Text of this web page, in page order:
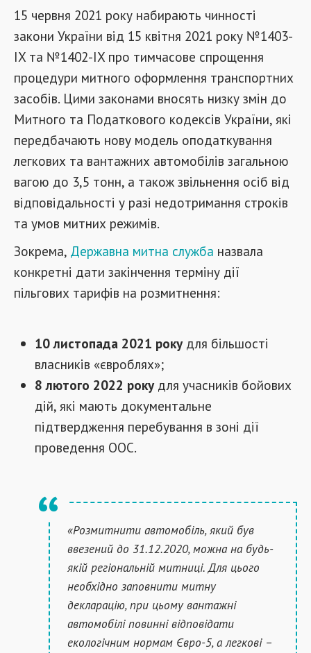
15 червня 2021 року набирають чинності
закони України від 15 квітня 2021 року №1403-
IX та №1402-IX про тимчасове спрощення
процедури митного оформлення транспортних
засобів. Цими законами вносять низку змін до
Митного та Податкового кодексів України, які
передбачають нову модель оподаткування
легкових та вантажних автомобілів загальною
вагою до 3,5 тонн, а також звільнення осіб від
відповідальності у разі недотримання строків
та умов митних режимів.
Зокрема, Державна митна служба назвала
конкретні дати закінчення терміну дії
пільгових тарифів на розмитнення:
10 листопада 2021 рокудля більшості
власників «євроблях»;
8 лютого 2022 рокудля учасників бойових
дій, які мають документальне
підтвердження перебування в зоні дії
проведення ООС.
«Розмитнити автомобіль, який був
ввезений до 31.12.2020, можна на будь-
якій регіональній митниці. Для цього
необхідно заповнити митну
декларацію, при цьому вантажні
автомобілі повинні відповідати
екологічним нормам Євро-5, а легкові –